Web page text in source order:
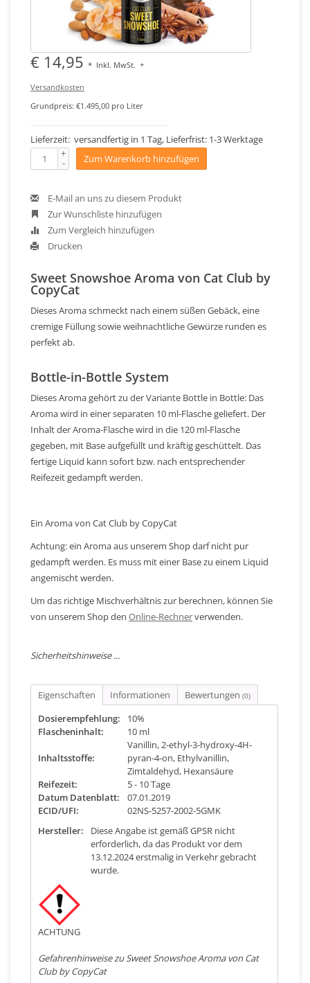
€ 14,95 * Inkl. MwSt. +
Versandkosten
Grundpreis: €1.495,00 pro Liter
Lieferzeit: versandfertig in 1 Tag, Lieferfrist: 1-3 Werktage
+
- Zum Warenkorb hinzufügen
E-Mail an uns zu diesem Produkt
Zur Wunschliste hinzufügen
Zum Vergleich hinzufügen
Drucken
Sweet Snowshoe Aroma von Cat Club by
CopyCat
Dieses Aroma schmeckt nach einem süßen Gebäck, eine
cremige Füllung sowie weihnachtliche Gewürze runden es
perfekt ab.
Bottle-in-Bottle System
Dieses Aroma gehört zu der Variante Bottle in Bottle: Das
Aroma wird in einer separaten 10 ml-Flasche geliefert. Der
Inhalt der Aroma-Flasche wird in die 120 ml-Flasche
gegeben, mit Base aufgefüllt und kräftig geschüttelt. Das
fertige Liquid kann sofort bzw. nach entsprechender
Reifezeit gedampft werden.
Ein Aroma von Cat Club by CopyCat
Achtung: ein Aroma aus unserem Shop darf nicht pur
gedampft werden. Es muss mit einer Base zu einem Liquid
angemischt werden.
Um das richtige Mischverhältnis zur berechnen, können Sie
von unserem Shop den Online-Rechnerverwenden.
Sicherheitshinweise ...
Eigenschaften Informationen Bewertungen (0)
Dosierempfehlung:
10%
Flascheninhalt:
10 ml
Inhaltsstoffe:
Vanillin, 2-ethyl-3-hydroxy-4H-
pyran-4-on, Ethylvanillin,
Zimtaldehyd, Hexansäure
Reifezeit:
5 - 10 Tage
Datum Datenblatt:
07.01.2019
ECID/UFI:
02NS-5257-2002-5GMK
Hersteller:
Diese Angabe ist gemäß GPSR nicht
erforderlich, da das Produkt vor dem
13.12.2024 erstmalig in Verkehr gebracht
wurde.
ACHTUNG
Gefahrenhinweise zu Sweet Snowshoe Aroma von Cat
Club by CopyCat